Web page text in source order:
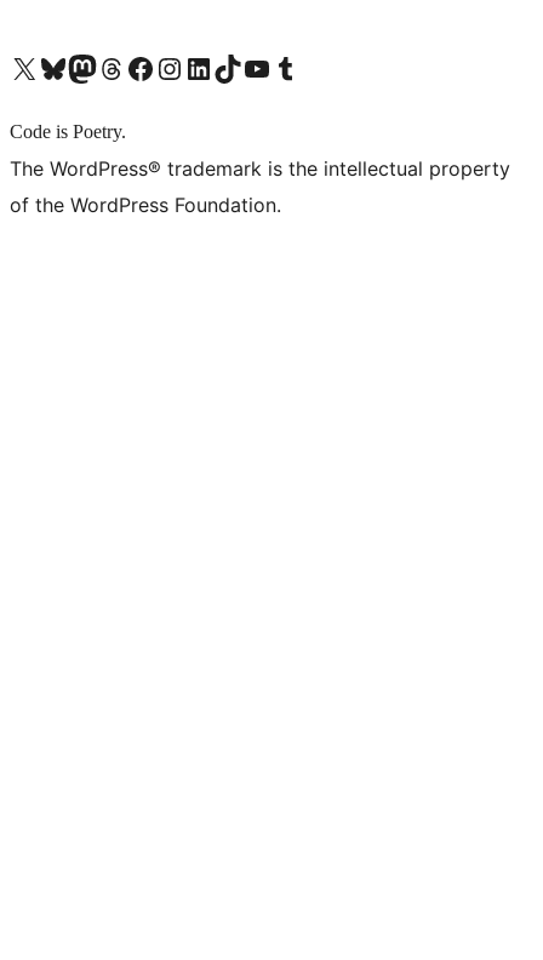
X (旧 Twitter) アカウントへBluesky アカウントへMastodon アカウントへThreads アカウントへ Facebook ページへInstagram アカウントへ LinkedIn アカウントへTikTok アカウントへYouTube チャンネルへ Tumblr アカウントへ
Code is Poetry.
The WordPress® trademark is the intellectual property
of the WordPress Foundation.